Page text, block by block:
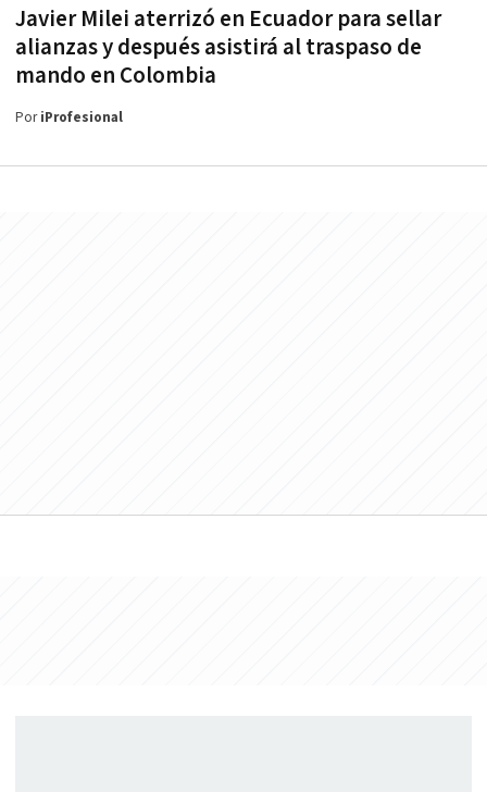
Javier Milei aterrizó en Ecuador para sellar
alianzas y después asistirá al traspaso de
mando en Colombia
PoriProfesional